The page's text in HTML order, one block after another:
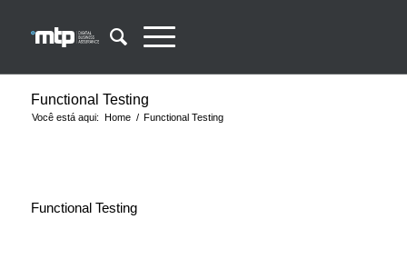
Functional Testing
Você está aqui: Home / Functional Testing
Functional Testing